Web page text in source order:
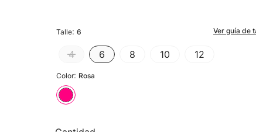
Color: Rosa
Talle: 6
4 6 8 10 12
Ver guía de